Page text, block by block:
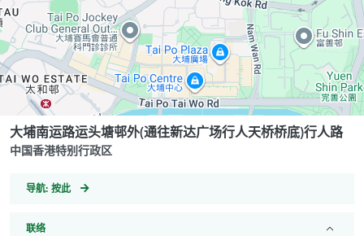
大埔南运路运头塘邨外(通往新达广场行人天桥桥底)行人路
中国香港特别行政区
导航: GeoCoordinates
按此
联络